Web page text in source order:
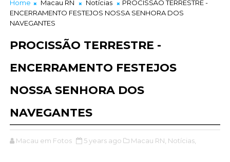
Home Macau RN Notícias
PROCISSÃO TERRESTRE -
ENCERRAMENTO FESTEJOS NOSSA SENHORA DOS
NAVEGANTES
PROCISSÃO TERRESTRE -
ENCERRAMENTO FESTEJOS
NOSSA SENHORA DOS
NAVEGANTES
Macau em Fotos 5 years ago Macau RN, Notícias,